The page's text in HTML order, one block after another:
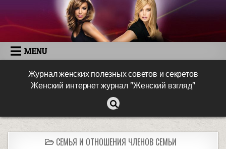
MENU
Журнал женских полезных советов и секретов
Женский интернет журнал "Женский взгляд"
СЕМЬЯ И ОТНОШЕНИЯ ЧЛЕНОВ СЕМЬИ